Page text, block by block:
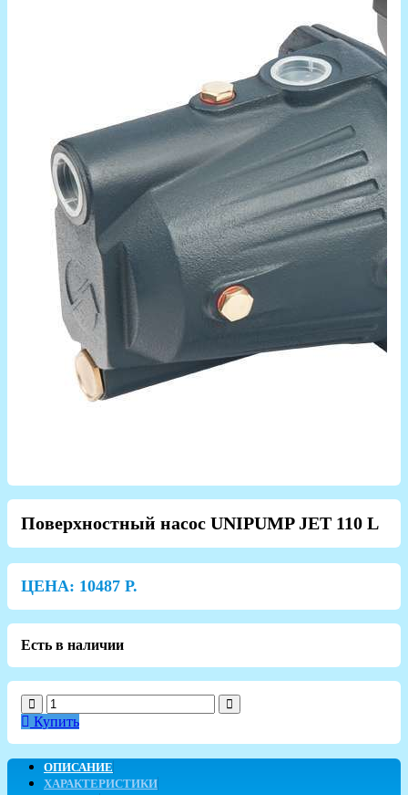
Поверхностный насос UNIPUMP JET 110 L
ЦЕНА: 10487 Р.
Есть в наличии
Купить
ОПИСАНИЕ
ХАРАКТЕРИСТИКИ